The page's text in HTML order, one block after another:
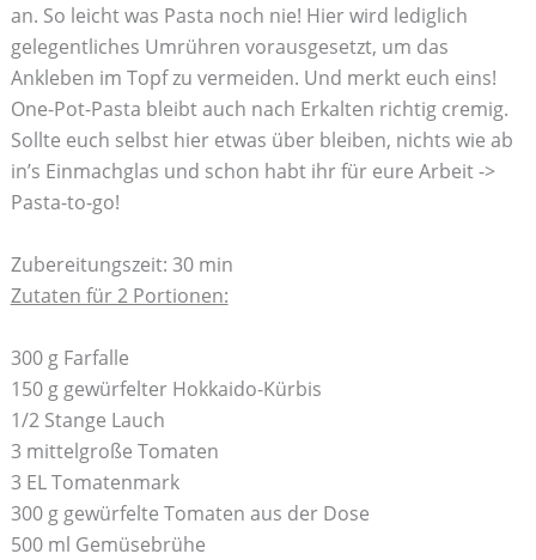
an. So leicht was Pasta noch nie! Hier wird lediglich
gelegentliches Umrühren vorausgesetzt, um das
Ankleben im Topf zu vermeiden. Und merkt euch eins!
One-Pot-Pasta bleibt auch nach Erkalten richtig cremig.
Sollte euch selbst hier etwas über bleiben, nichts wie ab
in’s Einmachglas und schon habt ihr für eure Arbeit ->
Pasta-to-go!
Zubereitungszeit: 30 min
Zutaten für 2 Portionen:
300 g Farfalle
150 g gewürfelter Hokkaido-Kürbis
1/2 Stange Lauch
3 mittelgroße Tomaten
3 EL Tomatenmark
300 g gewürfelte Tomaten aus der Dose
500 ml Gemüsebrühe